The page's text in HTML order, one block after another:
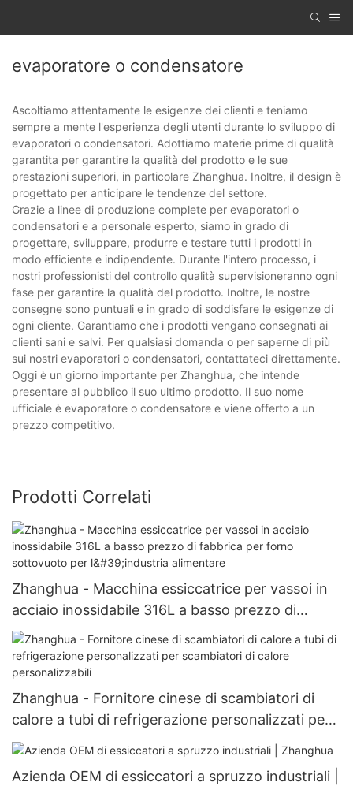
evaporatore o condensatore
Ascoltiamo attentamente le esigenze dei clienti e teniamo
sempre a mente l'esperienza degli utenti durante lo sviluppo di
evaporatori o condensatori. Adottiamo materie prime di qualità
garantita per garantire la qualità del prodotto e le sue
prestazioni superiori, in particolare Zhanghua. Inoltre, il design è
progettato per anticipare le tendenze del settore.
Grazie a linee di produzione complete per evaporatori o
condensatori e a personale esperto, siamo in grado di
progettare, sviluppare, produrre e testare tutti i prodotti in
modo efficiente e indipendente. Durante l'intero processo, i
nostri professionisti del controllo qualità supervisioneranno ogni
fase per garantire la qualità del prodotto. Inoltre, le nostre
consegne sono puntuali e in grado di soddisfare le esigenze di
ogni cliente. Garantiamo che i prodotti vengano consegnati ai
clienti sani e salvi. Per qualsiasi domanda o per saperne di più
sui nostri evaporatori o condensatori, contattateci direttamente.
Oggi è un giorno importante per Zhanghua, che intende
presentare al pubblico il suo ultimo prodotto. Il suo nome
ufficiale è evaporatore o condensatore e viene offerto a un
prezzo competitivo.
Prodotti Correlati
Zhanghua - Macchina essiccatrice per vassoi in
acciaio inossidabile 316L a basso prezzo di
fabbrica per forno sottovuoto per l'industria
alimentare
Zhanghua - Fornitore cinese di scambiatori di
calore a tubi di refrigerazione personalizzati per
scambiatori di calore personalizzabili
Azienda OEM di essiccatori a spruzzo industriali |